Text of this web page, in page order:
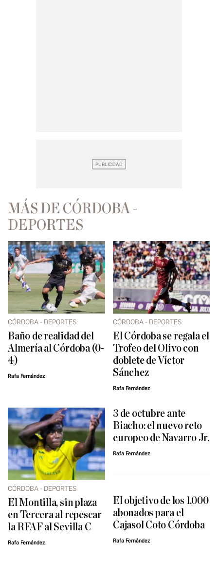
MÁS DE CÓRDOBA -
DEPORTES
CÓRDOBA - DEPORTES
Baño de realidad del
Almería al Córdoba (0-
4)
Rafa Fernández
CÓRDOBA - DEPORTES
El Córdoba se regala el
Trofeo del Olivo con
doblete de Víctor
Sánchez
Rafa Fernández
CÓRDOBA - DEPORTES
El Montilla, sin plaza
en Tercera al repescar
la RFAF al Sevilla C
Rafa Fernández
3 de octubre ante
Biacho: el nuevo reto
europeo de Navarro Jr.
Rafa Fernández
El objetivo de los 1.000
abonados para el
Cajasol Coto Córdoba
Rafa Fernández